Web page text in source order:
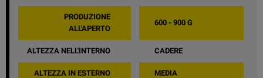
PRODUZIONE
ALL'APERTO
600 - 900 G
ALTEZZA NELL'INTERNO CADERE
ALTEZZA IN ESTERNO MEDIA